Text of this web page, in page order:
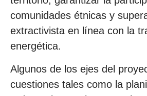
comunidades étnicas y
extractivista en línea con la
energética.
Algunos de los ejes del
cuestiones tales como la